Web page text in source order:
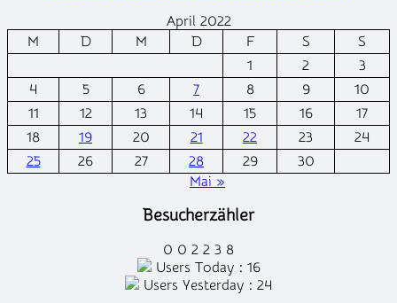
April 2022
M
D M D F S
S
1
2
3
4
5 6 7 8 9
10
11
12 13 14 15 16
17
18
19 20 21 22 23
24
25
26 27 28 29
30
Mai »
Besucherzähler
0 0 2 2 3 8
Users Today : 16
Users Yesterday : 24